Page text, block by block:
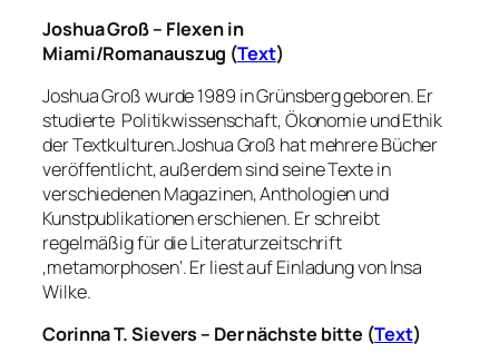
Joshua Groß – Flexen in
Miami/Romanauszug (Text)
Joshua Groß wurde 1989 in Grünsberg geboren. Er
studierte Politikwissenschaft, Ökonomie und Ethik
der Textkulturen.Joshua Groß hat mehrere Bücher
veröffentlicht, außerdem sind seine Texte in
verschiedenen Magazinen, Anthologien und
Kunstpublikationen erschienen. Er schreibt
regelmäßig für die Literaturzeitschrift
‚metamorphosen‘. Er liest auf Einladung von Insa
Wilke.
Corinna T. Sievers – Der nächste bitte (Text)